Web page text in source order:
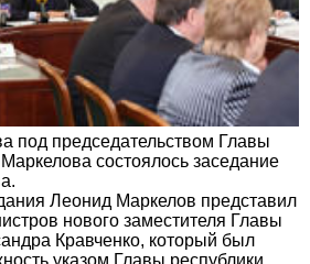
под председательством Главы
состоялось заседание
Леонид Маркелов представил
нового заместителя Главы
Кравченко, который был